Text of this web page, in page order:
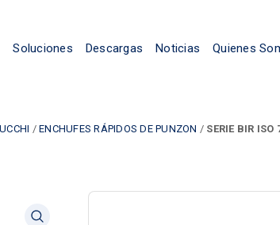
Soluciones Descargas Noticias Quienes
/ ENCHUFES RÁPIDOS DE PUNZON / SERIE BIR ISO